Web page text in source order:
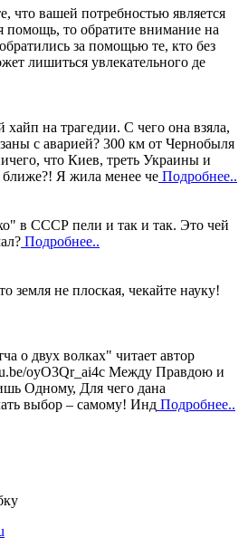
что вашей потребностью является
помощь, то обратите внимание на
за помощью те, кто без
лишиться увлекательного де
на трагедии. С чего она взяла,
с аварией? 300 км от Чернобыля
что Киев, треть Украины и
ближе?! Я жила менее че Подробнее..
в СССР пели и так и так. Это чей
Подробнее..
земля не плоская, чекайте науку!
о двух волках" читает автор
oyO3Qr_ai4c Между Правдою и
Одному, Для чего дана
выбор – самому! Инд Подробнее..